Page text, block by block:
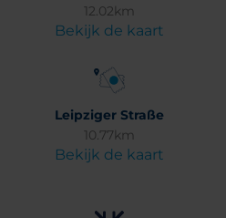
12.02km
Bekijk de kaart
Leipziger Straße
10.77km
Bekijk de kaart